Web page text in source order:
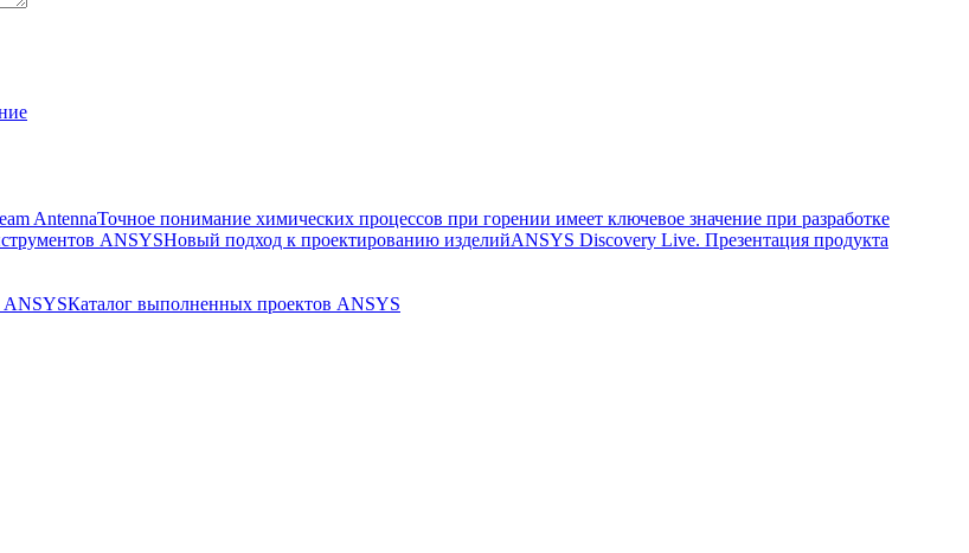
AntennaТочное понимание химических процессов при горении имеет ключевое значение при разработке
ANSYSНовый подход к проектированию изделийANSYS Discovery Live. Презентация продукта
ANSYSКаталог выполненных проектов ANSYS